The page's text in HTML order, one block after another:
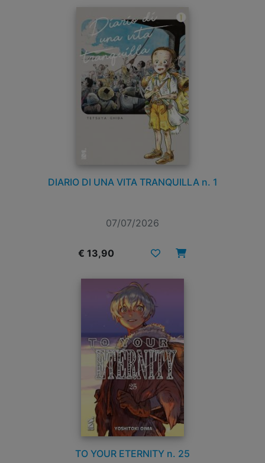
DIARIO DI UNA VITA TRANQUILLA n. 1
07/07/2026
€ 13,90
TO YOUR ETERNITY n. 25